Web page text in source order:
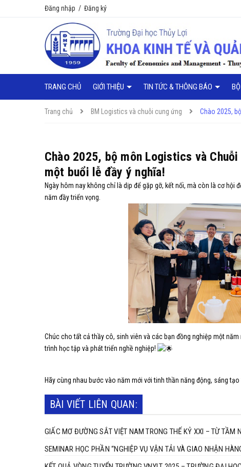
Đăng nhập / Đăng ký
TRANG CHỦ GIỚI THIỆU TIN TỨC & THÔNG BÁO
Trang chủ BM Logistics và chuỗi cung ứng Chào 2025,
Chào 2025, bộ môn Logistics và
một buổi lễ đầy ý nghĩa!
Ngày hôm nay không chỉ là dịp để gặp gỡ, kết nối, mà còn là cơ
năm đầy triển vọng.
Chúc cho tất cả thầy cô, sinh viên và các bạn đồng nghiệp một
trình học tập và phát triển nghề nghiệp!
Hãycùng nhau bước vào năm mới với tinh thần năng động, sáng
BÀI VIẾT LIÊN QUAN:
GIẤC MƠ ĐƯỜNG SẮT VIỆT NAM TRONG THẾ KỶ XXI – TỪ TẦM